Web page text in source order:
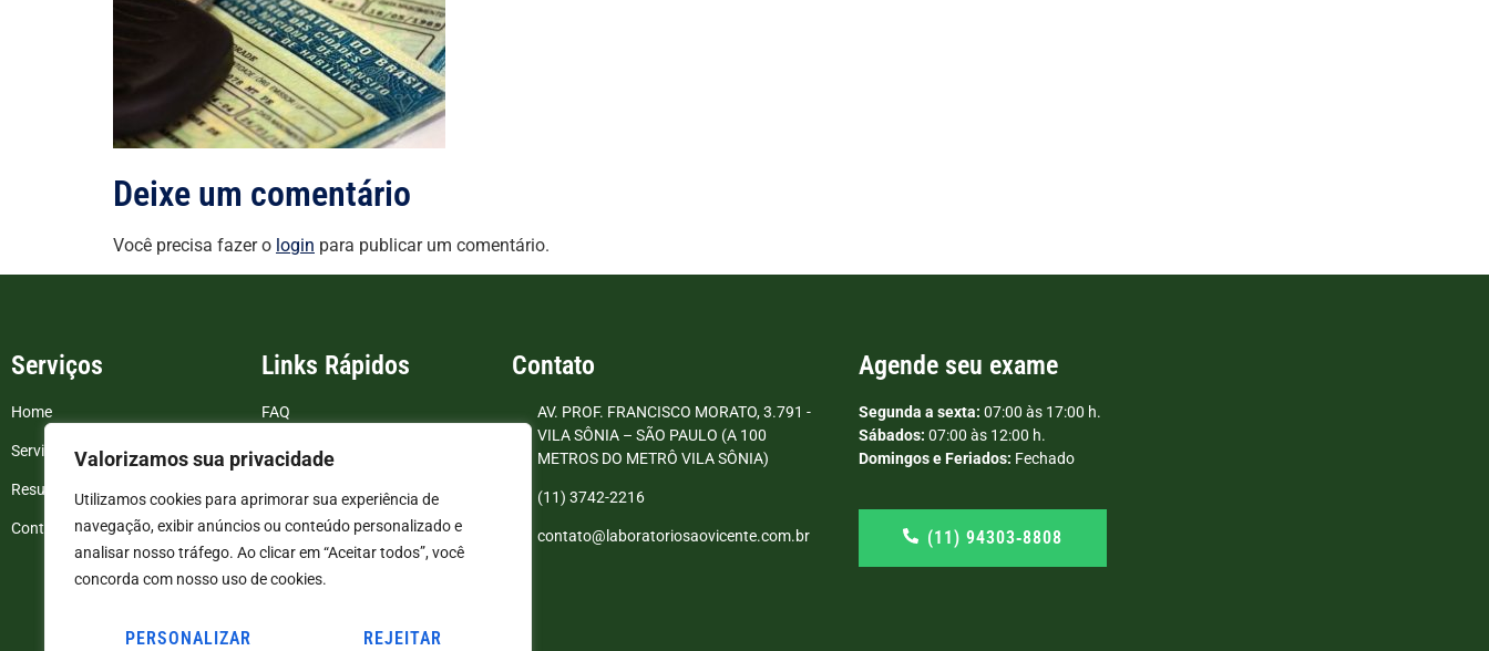
Valorizamos sua privacidade
Utilizamos cookies para aprimorar sua experiência de
navegação, exibir anúncios ou conteúdo personalizado e
analisar nosso tráfego. Ao clicar em “Aceitar todos”, você
concorda com nosso uso de cookies.
PERSONALIZAR REJEITAR
Deixe um comentário
Você precisa fazer o login para publicar um comentário.
Serviços
Home
Serviços
Resultados de exames
Contato
Links Rápidos
FAQ
Blog
Politica de Privacidade
Termos e Condições
Contato
AV. PROF. FRANCISCO MORATO, 3.791 -
VILA SÔNIA – SÃO PAULO (A 100
METROS DO METRÔ VILA SÔNIA)
(11) 3742-2216
contato@laboratoriosaovicente.com.br
Agende seu exame
Segunda a sexta: 07:00 às 17:00 h.
Sábados: 07:00 às 12:00 h.
Domingos e Feriados: Fechado
(11) 94303‑8808